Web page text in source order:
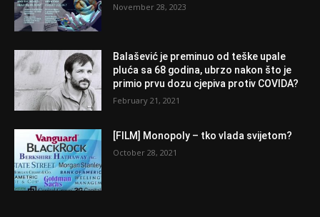
November 28, 2023
Balašević je preminuo od teške upale
pluća sa 68 godina, ubrzo nakon što je
primio prvu dozu cjepiva protiv COVIDA?
February 21, 2021
[FILM] Monopoly – tko vlada svijetom?
October 28, 2021